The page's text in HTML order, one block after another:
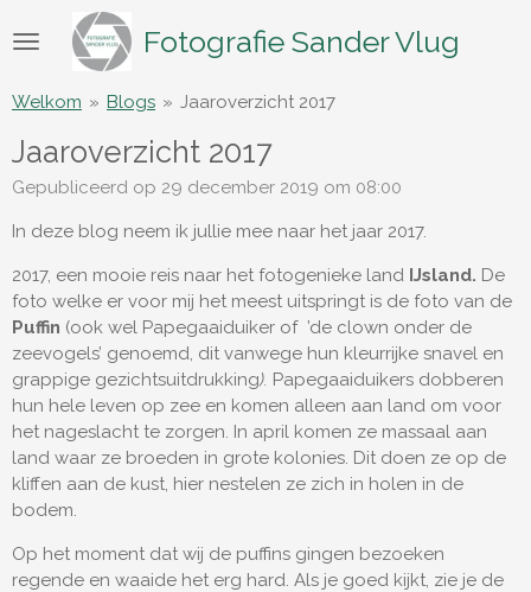
direct
de
Fotografie Sander Vlug
Welkom » Blogs » Jaaroverzicht 2017
Jaaroverzicht 2017
Gepubliceerd op 29 december 2019 om 08:00
In deze blog neem ik jullie mee naar het jaar 2017.
2017, een mooie reis naar het fotogenieke land IJsland. De
foto welke er voor mij het meest uitspringt is de foto van de
Puffin (ook wel Papegaaiduiker of ’de clown onder de
zeevogels’ genoemd, dit vanwege hun kleurrijke snavel en
grappige gezichtsuitdrukking). Papegaaiduikers dobberen
hun hele leven op zee en komen alleen aan land om voor
het nageslacht te zorgen. In april komen ze massaal aan
land waar ze broeden in grote kolonies. Dit doen ze op de
kliffen aan de kust, hier nestelen ze zich in holen in de
bodem.
Op het moment dat wij de puffins gingen bezoeken
regende en waaide het erg hard. Als je goed kijkt, zie je de